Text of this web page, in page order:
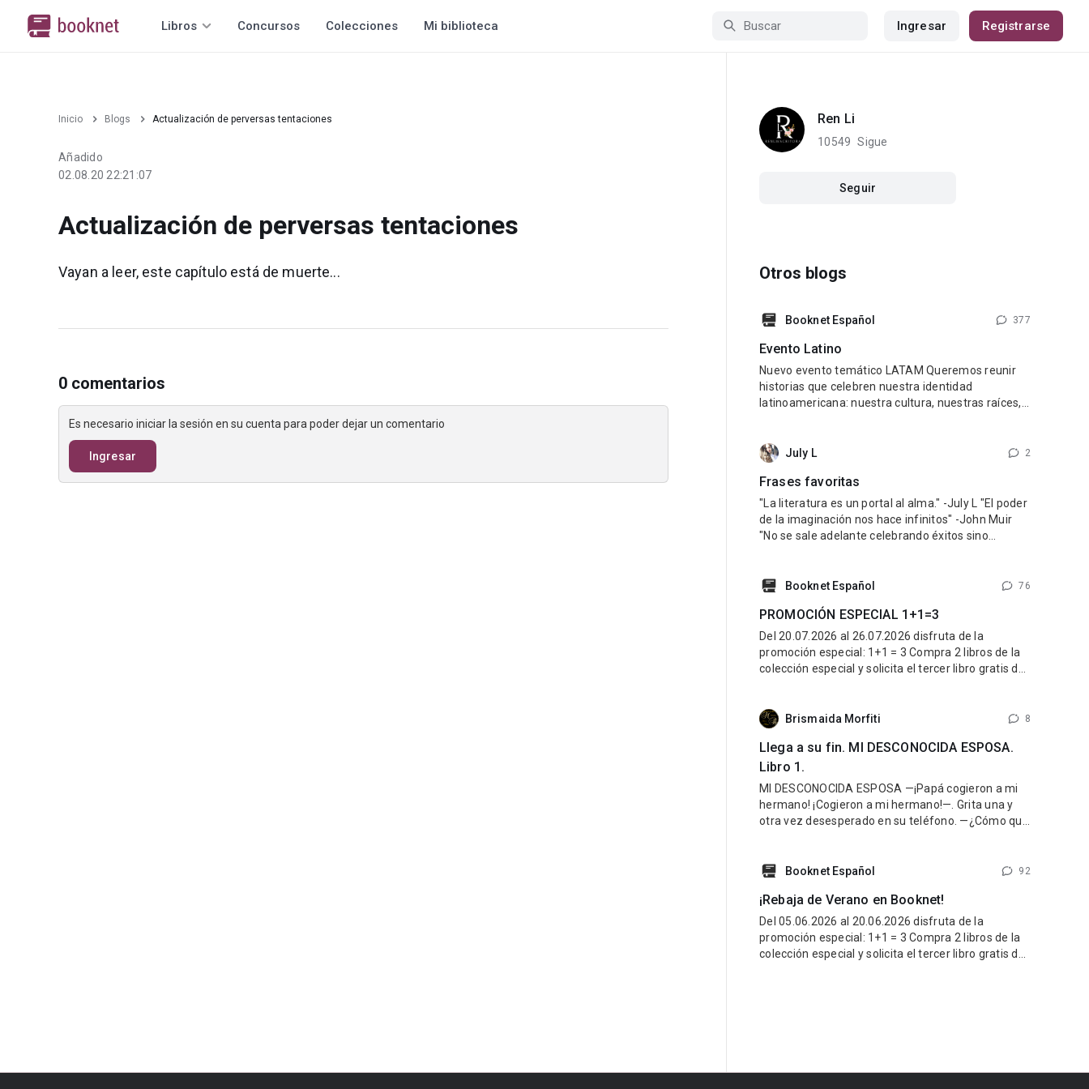
Libros Concursos Colecciones Mi biblioteca Ingresar Registrarse
Inicio Blogs Actualización de perversas tentaciones
Añadido
02.08.20 22:21:07
Actualización de perversas tentaciones
Vayan a leer, este capítulo está de muerte...
0 comentarios
Es necesario iniciar la sesión en su cuenta para poder dejar un comentario
Ingresar
Ren Li
10549 Sigue
Seguir
Otros blogs
Booknet Español 377
Evento Latino
Nuevo evento temático LATAM Queremos reunir
historias que celebren nuestra identidad
latinoamericana: nuestra cultura, nuestras raíces,
latino y una esencia que refleje lo mejor de nuestra
de cualquier género: romance, fantasía,
July L 2
Frases favoritas
"La literatura es un portal al alma." -July L "El poder
de la imaginación nos hace infinitos" -John Muir
"No se sale adelante celebrando éxitos sino
Wayne Dyer "Debes hacer las cosas que piensas
Booknet Español 76
PROMOCIÓN ESPECIAL 1+1=3
Del 20.07.2026 al 26.07.2026 disfruta de la
promoción especial: 1+1 = 3 Compra 2 libros de la
colección especial y solicita el tercer libro gratis de
de esa colección. Escribe al Soporte Técnico y
Brismaida Morfiti 8
Llega a su fin. MI DESCONOCIDA ESPOSA.
Libro 1.
MI DESCONOCIDA ESPOSA —¡Papá cogieron a mi
hermano! ¡Cogieron a mi hermano!—. Grita una y
otra vez desesperado en su teléfono. —¿Cómo que
fue la que nos hizo
Booknet Español 92
¡Rebaja de Verano en Booknet!
Del 05.06.2026 al 20.06.2026 disfruta de la
promoción especial: 1+1 = 3 Compra 2 libros de la
colección especial y solicita el tercer libro gratis de